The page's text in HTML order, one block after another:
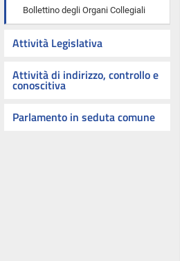
Bollettino degli Organi Collegiali
Attività Legislativa
Attività di indirizzo, controllo e
conoscitiva
Parlamento in seduta comune